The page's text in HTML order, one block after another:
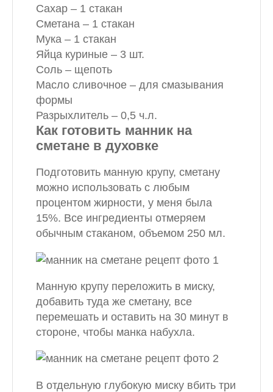
Сахар – 1 стакан
Сметана – 1 стакан
Мука – 1 стакан
Яйца куриные – 3 шт.
Соль – щепоть
Масло сливочное – для смазывания
формы
Разрыхлитель – 0,5 ч.л.
Как готовить манник на
сметане в духовке
Подготовить манную крупу, сметану
можно использовать с любым
процентом жирности, у меня была
15%. Все ингредиенты отмеряем
обычным стаканом, объемом 250 мл.
Манную крупу переложить в миску,
добавить туда же сметану, все
перемешать и оставить на 30 минут в
стороне, чтобы манка набухла.
В отдельную глубокую миску вбить три